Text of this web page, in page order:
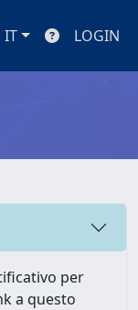
IT LOGIN
per
a questo